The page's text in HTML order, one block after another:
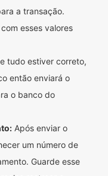
a transação.
esses valores
tudo estiver correto,
então enviará o
o banco do
Após enviar o
um número de
Guarde esse